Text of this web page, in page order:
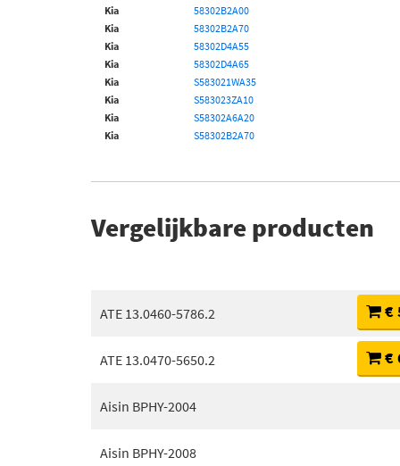
Kia
58302B2A00
Kia
58302B2A70
Kia
58302D4A55
Kia
58302D4A65
Kia
S583021WA35
Kia
S583023ZA10
Kia
S58302A6A20
Kia
S58302B2A70
Vergelijkbare producten
ATE 13.0460-5786.2 €
ATE 13.0470-5650.2 €
Aisin BPHY-2004
Aisin BPHY-2008